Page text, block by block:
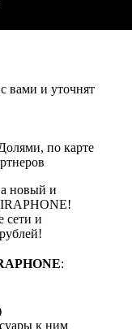
вами и уточнят
по карте
новый и
сети и
:
к ним